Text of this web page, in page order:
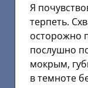
Я
терпеть.
осторожно
послушно
мокрым,
в темноте